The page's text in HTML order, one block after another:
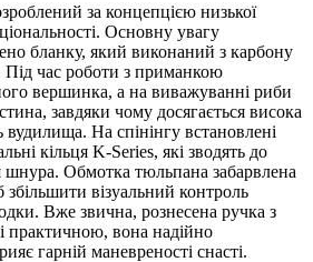
за концепцією низької
Основну увагу
бланку, який виконаний з карбону
час роботи з приманкою
вершинка, а на виважуванні риби
завдяки чому досягається висока
вудилища. На спінінгу встановлені
кільця K-Series, які зводять до
шнура. Обмотка тюльпана забарвлена
візуальний контроль
Вже звична, рознесена ручка з
практичною, вона надійно
гарній маневреності снасті.